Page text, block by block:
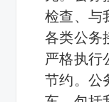
检查、与
各类公务
严格执行
节约。公